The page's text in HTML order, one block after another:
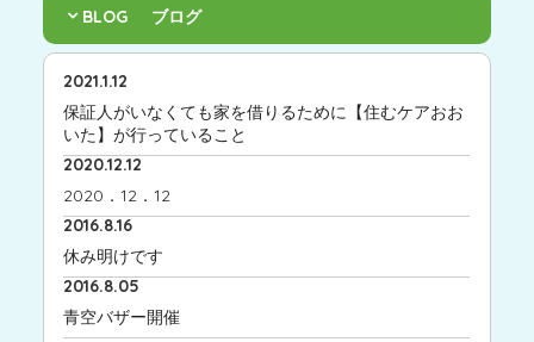
BLOG ブログ
2021.1.12
保証人がいなくても家を借りるために【住むケアおお
いた】が行っていること
2020.12.12
2020．12．12
2016.8.16
休み明けです
2016.8.05
青空バザー開催